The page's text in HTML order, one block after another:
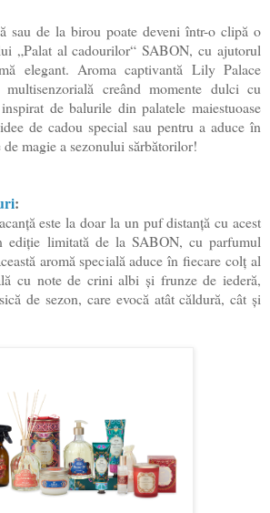
sau de la birou poate deveni într-o clipă o
„Palat al cadourilor“ SABON, cu ajutorul
elegant. Aroma captivantă Lily Palace
multisenzorială creând momente dulci cu
de balurile din palatele maiestuoase
de cadou special sau pentru a aduce în
de magie a sezonului sărbătorilor!
:
este la doar la un puf distanță cu acest
ediție limitată de la SABON, cu parfumul
aromă specială aduce în fiecare colț al
cu note de crini albi și frunze de iederă,
de sezon, care evocă atât căldură, cât și